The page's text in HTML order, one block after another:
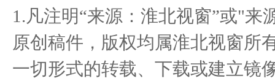
保抵力
彩贵州
1.凡注明“来源：淮北视窗”或"
原创稿件，版权均属淮北视窗所
一切形式的转载、下载或建立镜